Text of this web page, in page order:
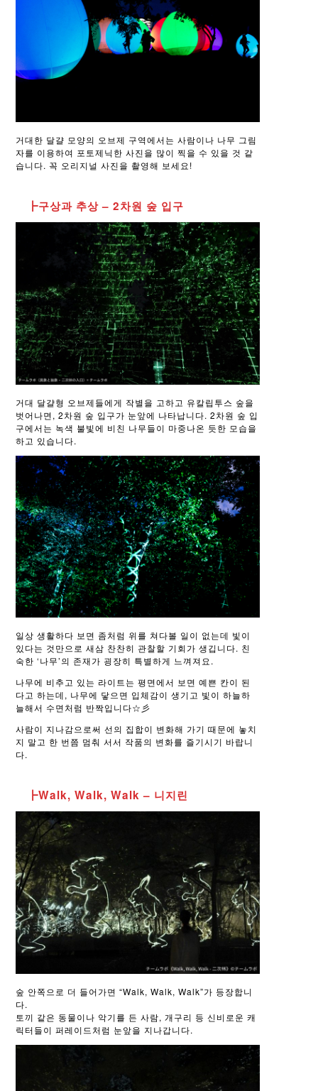
거대한 달걀 모양의 오브제 구역에서는 사람이나 나무 그림
자를 이용하여 포토제닉한 사진을 많이 찍을 수 있을 것 같
습니다. 꼭 오리지널 사진을 촬영해 보세요!
┣구상과 추상 – 2차원 숲 입구
거대 달걀형 오브제들에게 작별을 고하고 유칼립투스 숲을
벗어나면, 2차원 숲 입구가 눈앞에 나타납니다. 2차원 숲 입
구에서는 녹색 불빛에 비친 나무들이 마중나온 듯한 모습을
하고 있습니다.
일상 생활하다 보면 좀처럼 위를 쳐다볼 일이 없는데 빛이
있다는 것만으로 새삼 찬찬히 관찰할 기회가 생깁니다. 친
숙한 ‘나무’의 존재가 굉장히 특별하게 느껴져요.
나무에 비추고 있는 라이트는 평면에서 보면 예쁜 칸이 된
다고 하는데, 나무에 닿으면 입체감이 생기고 빛이 하늘하
늘해서 수면처럼 반짝입니다☆彡
사람이 지나감으로써 선의 집합이 변화해 가기 때문에 놓치
지 말고 한 번쯤 멈춰 서서 작품의 변화를 즐기시기 바랍니
다.
┣Walk, Walk, Walk – 니지린
숲 안쪽으로 더 들어가면 “Walk, Walk, Walk”가 등장합니
다.
토끼 같은 동물이나 악기를 든 사람, 개구리 등 신비로운 캐
릭터들이 퍼레이드처럼 눈앞을 지나갑니다.